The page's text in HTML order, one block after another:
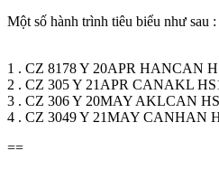
Một số hành trình tiêu biểu như sau :
1 . CZ 8178 Y 20APR HANCAN
2 . CZ 305 Y 21APR CANAKL
3 . CZ 306 Y 20MAY AKLCAN
4 . CZ 3049 Y 21MAY CANHAN
==